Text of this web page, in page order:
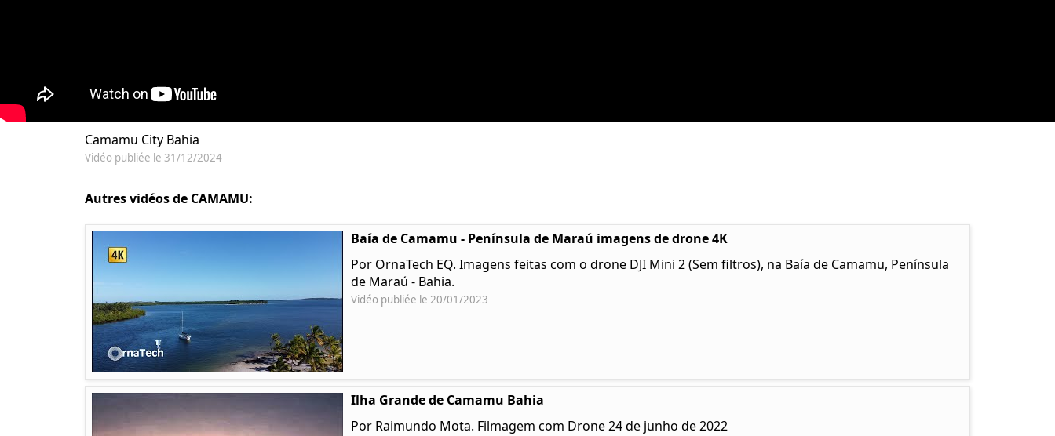
Camamu City Bahia
Vidéo publiée le 31/12/2024
Autres vidéos de CAMAMU:
Baía de Camamu - Península de Maraú imagens de drone 4K
Por OrnaTech EQ. Imagens feitas com o drone DJI Mini 2 (Sem filtros), na Baía de Camamu, Península
de Maraú - Bahia.
Vidéo publiée le 20/01/2023
Ilha Grande de Camamu Bahia
Por Raimundo Mota. Filmagem com Drone 24 de junho de 2022